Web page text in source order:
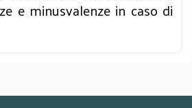
e minusvalenze in caso di